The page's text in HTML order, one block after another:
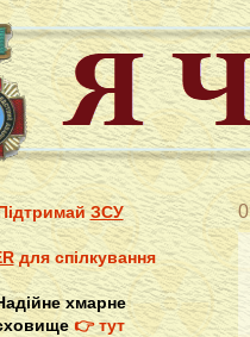
ПідтримайЗСУ
для спілкування
хмарне
👉 тут